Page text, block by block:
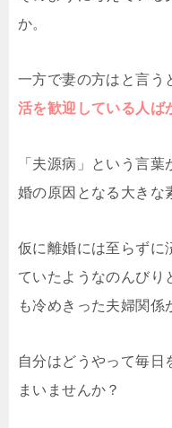
か。
一方で妻の方はと言う
活を歓迎している人ば
「夫源病」という言
婚の原因となる大きな
仮に離婚には至らずに
ていたようなのんびり
も冷めきった夫婦関係
自分はどうやって毎日
まいませんか？